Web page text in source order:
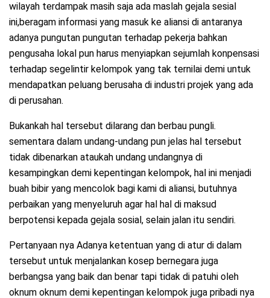
wilayah terdampak masih saja ada maslah gejala sesial
ini,beragam informasi yang masuk ke aliansi di antaranya
adanya pungutan pungutan terhadap pekerja bahkan
pengusaha lokal pun harus menyiapkan sejumlah konpensasi
terhadap segelintir kelompok yang tak ternilai demi untuk
mendapatkan peluang berusaha di industri projek yang ada
di perusahan.
Bukankah hal tersebut dilarang dan berbau pungli.
sementara dalam undang-undang pun jelas hal tersebut
tidak dibenarkan ataukah undang undangnya di
kesampingkan demi kepentingan kelompok, hal ini menjadi
buah bibir yang mencolok bagi kami di aliansi, butuhnya
perbaikan yang menyeluruh agar hal hal di maksud
berpotensi kepada gejala sosial, selain jalan itu sendiri.
Pertanyaan nya Adanya ketentuan yang di atur di dalam
tersebut untuk menjalankan kosep bernegara juga
berbangsa yang baik dan benar tapi tidak di patuhi oleh
oknum oknum demi kepentingan kelompok juga pribadi nya